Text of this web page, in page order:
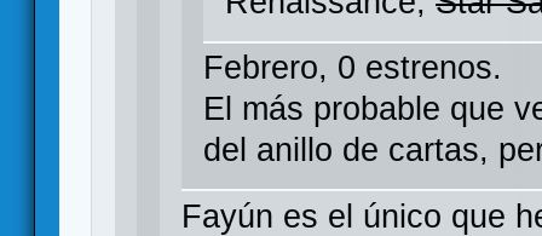
Febrero, 0 estrenos.
El más probable que
del anillo de cartas,
Fayún es el único que